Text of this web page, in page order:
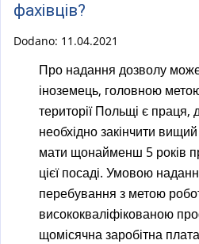
)
фахівців?
Dodano: 11.04.2021
Про надання дозволу
іноземець, головною
території Польщі є праця,
необхідно закінчити
мати щонайменш 5 років
цієї посаді. Умовою
перебування з метою
висококваліфікованою
щомісячна заробітна